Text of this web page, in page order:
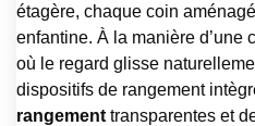
étagère, chaque coin
enfantine. À la manière d’une
où le regard glisse
dispositifs de rangement
rangement transparentes et